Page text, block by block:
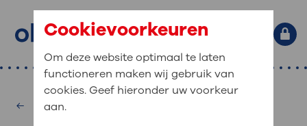
Primaire website navigatie
Home
: waar bent u naar op zoek?
MijnOLVG
Oncologisch Centrum
Cookievoorkeuren
Om deze website optimaal te laten
functioneren maken wij gebruik van
cookies. Geef hieronder uw voorkeur
aan.